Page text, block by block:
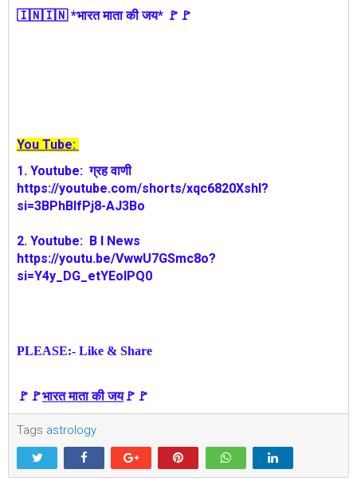
🇮🇳🇮🇳 *भारत माता की जय* 🚩🚩
You Tube:
1. Youtube:ग्रह वाणी
https://youtube.com/shorts/xqc6820XshI?
si=3BPhBlfPj8-AJ3Bo
2. Youtube: B I News
https://youtu.be/VwwU7GSmc8o?
si=Y4y_DG_etYEolPQ0
PLEASE:- Like & Share
🚩🚩भारत माता की जय🚩🚩
Tags astrology